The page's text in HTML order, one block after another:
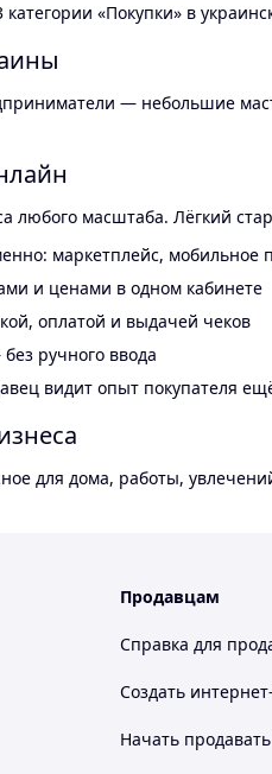
«Покупки» в
— небольшие
любого масштаба. Лёгкий
маркетплейс, мобильное
и ценами в одном кабинете
оплатой и выдачей чеков
ручного ввода
видит опыт покупателя
для дома, работы,
Продавцам
Справка для
Создать
Начать